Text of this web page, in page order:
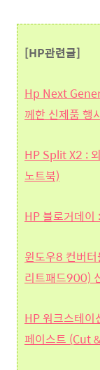
[HP관련글]
Hp Next
께한 신제품
HP Split X2 :
노트북)
HP 블로거데
윈도우8 컨버
리트패드900)
HP 워크스테이
페이스트 (Cut